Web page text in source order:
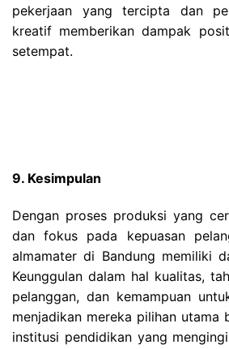
pekerjaan yang tercipta dan
kreatif memberikan dampak
setempat.
9. Kesimpulan
Dengan proses produksi yang
dan fokus pada kepuasan
almamater di Bandung memiliki
Keunggulan dalam hal kualitas,
pelanggan, dan kemampuan
menjadikan mereka pilihan utama
institusi pendidikan yang